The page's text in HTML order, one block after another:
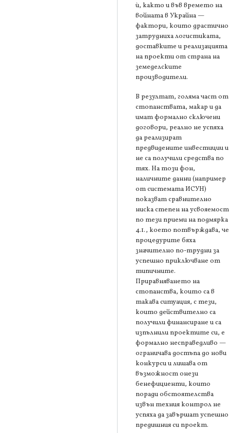
ѝ, както и във времето на
войната в Украйна —
фактори, които драстично
затрудниха логистиката,
доставките и реализацията
на проекти от страна на
земеделските
производители.
В резултат, голяма част от
стопанствата, макар и да
имат формално сключени
договори, реално не успяха
да реализират
предвидените инвестиции и
не са получили средства по
тях. На този фон,
наличните данни (например
от системата ИСУН)
показват сравнително
ниска степен на усвояемост
по тези приеми на подмярка
4.1., което потвърждава, че
процедурите бяха
значително по-трудни за
успешно приключване от
типичните.
Приравняването на
стопанства, които са в
такава ситуация, с тези,
които действително са
получили финансиране и са
изпълнили проектите си, е
формално несправедливо —
ограничава достъпа до нови
конкурси и лишава от
възможност онези
бенефициенти, които
поради обстоятелства
извън техния контрол не
успяха да завършат успешно
предишния си проект.